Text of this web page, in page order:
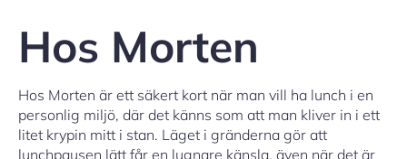
Hos Morten
Hos Morten är ett säkert kort när man vill ha lunch i en
personlig miljö, där det känns som att man kliver in i ett
litet krypin mitt i stan. Läget i gränderna gör att
lunchpausen lätt får en lugnare känsla, även när det är